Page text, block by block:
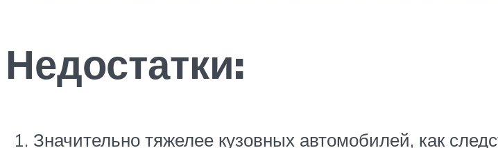
Недостатки:
Значительно тяжелее кузовных автомобилей, как